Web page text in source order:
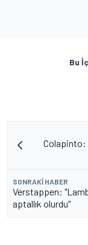
Bu
Colapinto:
SONRAKI HABER
Verstappen:
aptallık olurdu"